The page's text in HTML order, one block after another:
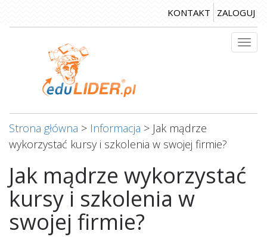
do
KONTAKT ZALOGUJ
Strona główna > Informacja > Jak mądrze
wykorzystać kursy i szkolenia w swojej firmie?
Jak mądrze wykorzystać
kursy i szkolenia w
swojej firmie?